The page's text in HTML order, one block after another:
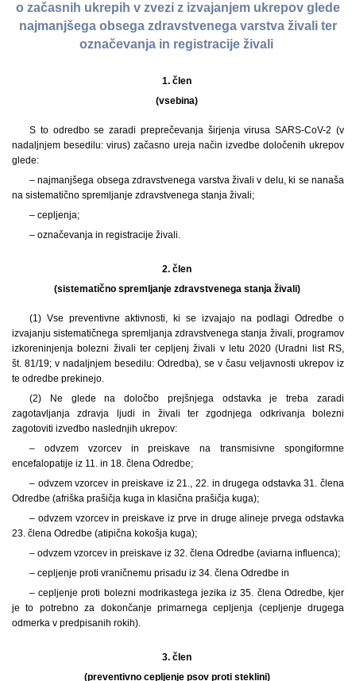
o začasnih ukrepih v zvezi z izvajanjem ukrepov glede
najmanjšega obsega zdravstvenega varstva živali ter
označevanja in registracije živali
1. člen
(vsebina)
S to odredbo se zaradi preprečevanja širjenja virusa SARS-CoV-2 (v
nadaljnjem besedilu: virus) začasno ureja način izvedbe določenih ukrepov
glede:
– najmanjšega obsega zdravstvenega varstva živali v delu, ki se nanaša
na sistematično spremljanje zdravstvenega stanja živali;
– cepljenja;
– označevanja in registracije živali.
2. člen
(sistematično spremljanje zdravstvenega stanja živali)
(1) Vse preventivne aktivnosti, ki se izvajajo na podlagi Odredbe o
izvajanju sistematičnega spremljanja zdravstvenega stanja živali, programov
izkoreninjenja bolezni živali ter cepljenj živali v letu 2020 (Uradni list RS,
št. 81/19; v nadaljnjem besedilu: Odredba), se v času veljavnosti ukrepov iz
te odredbe prekinejo.
(2) Ne glede na določbo prejšnjega odstavka je treba zaradi
zagotavljanja zdravja ljudi in živali ter zgodnjega odkrivanja bolezni
zagotoviti izvedbo naslednjih ukrepov:
– odvzem vzorcev in preiskave na transmisivne spongiformne
encefalopatije iz 11. in 18. člena Odredbe;
– odvzem vzorcev in preiskave iz 21., 22. in drugega odstavka 31. člena
Odredbe (afriška prašičja kuga in klasična prašičja kuga);
– odvzem vzorcev in preiskave iz prve in druge alineje prvega odstavka
23. člena Odredbe (atipična kokošja kuga);
– odvzem vzorcev in preiskave iz 32. člena Odredbe (aviarna influenca);
– cepljenje proti vraničnemu prisadu iz 34. člena Odredbe in
– cepljenje proti bolezni modrikastega jezika iz 35. člena Odredbe, kjer
je to potrebno za dokončanje primarnega cepljenja (cepljenje drugega
odmerka v predpisanih rokih).
3. člen
(preventivno cepljenje psov proti steklini)